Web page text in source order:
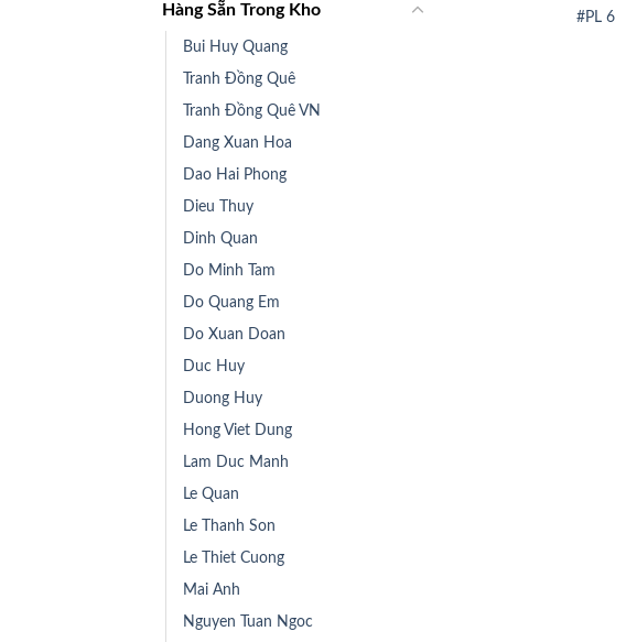
Hàng Sẵn Trong Kho
Bui Huy Quang
Tranh Đồng Quê
Tranh Đồng Quê VN
Dang Xuan Hoa
Dao Hai Phong
Dieu Thuy
Dinh Quan
Do Minh Tam
Do Quang Em
Do Xuan Doan
Duc Huy
Duong Huy
Hong Viet Dung
Lam Duc Manh
Le Quan
Le Thanh Son
Le Thiet Cuong
Mai Anh
Nguyen Tuan Ngoc
#PL 6